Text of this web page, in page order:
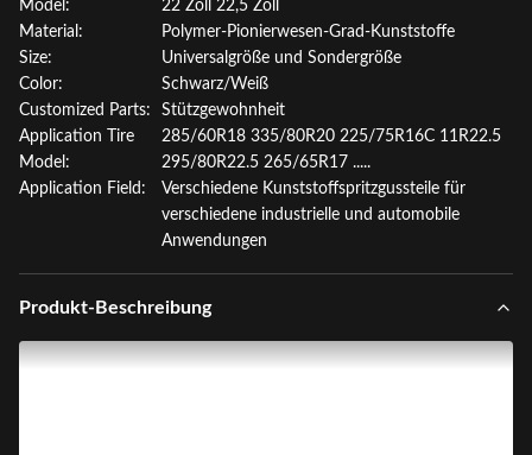
Model:
22 Zoll 22,5 Zoll
Material:
Polymer-Pionierwesen-Grad-Kunststoffe
Size:
Universalgröße und Sondergröße
Color:
Schwarz/Weiß
Customized Parts:
Stützgewohnheit
Application Tire
Model:
285/60R18 335/80R20 225/75R16C 11R22.5
295/80R22.5 265/65R17 .....
Application Field:
Verschiedene Kunststoffspritzgussteile für
verschiedene industrielle und automobile
Anwendungen
Produkt-Beschreibung